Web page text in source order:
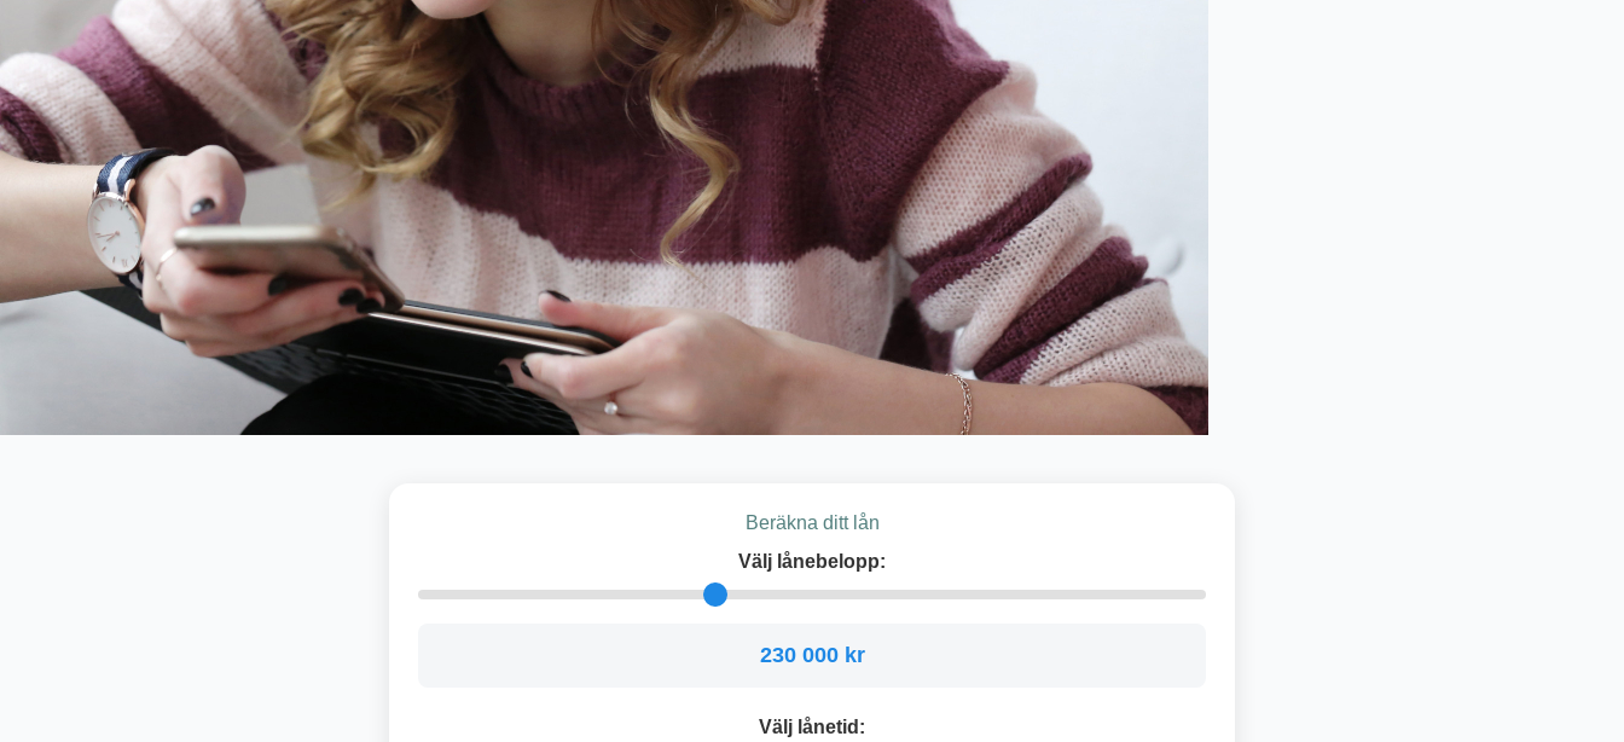
Beräkna ditt lån
Välj lånebelopp:
230 000 kr
Välj lånetid: